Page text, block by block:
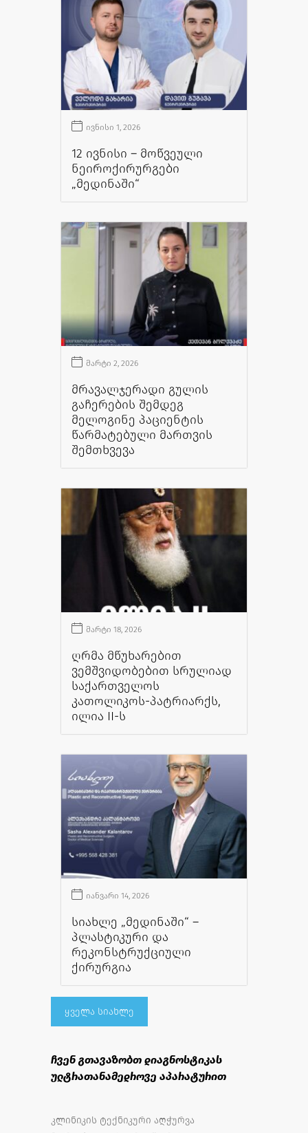
12 ივნისი – მოწვეული
ნეიროქირურგები
„მედინაში“
ივნისი 1, 2026
მრავალჯერადი გულის
გაჩერების შემდეგ
მელოგინე პაციენტის
წარმატებული მართვის
შემთხვევა
მარტი 2, 2026
ღრმა მწუხარებით
ვემშვიდობებით სრულიად
საქართველოს
კათოლიკოს-პატრიარქს,
ილია II-ს
მარტი 18, 2026
სიახლე „მედინაში“ –
პლასტიკური და
რეკონსტრუქციული
ქირურგია
იანვარი 14, 2026
ყველა სიახლე
ჩვენ გთავაზობთ დიაგნოსტიკას
ულტრათანამედროვე აპარატურით
კლინიკის ტექნიკური აღჭურვა